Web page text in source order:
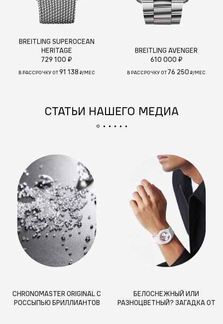
BREITLING SUPEROCEAN
HERITAGE
729 100 ₽
В РАССРОЧКУ ОТ91 138 ₽/МЕС
BREITLING AVENGER
610 000 ₽
В РАССРОЧКУ ОТ76 250 ₽/МЕС
СТАТЬИ НАШЕГО МЕДИА
CHRONOMASTER ORIGINAL С
РОССЫПЬЮ БРИЛЛИАНТОВ
БЕЛОСНЕЖНЫЙ ИЛИ
РАЗНОЦВЕТНЫЙ? ЗАГАДКА ОТ